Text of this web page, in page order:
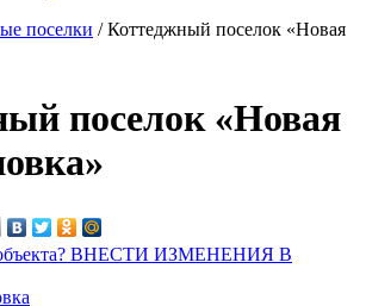
поселки /Коттеджный поселок «Новая
поселок «Новая
объекта? ВНЕСТИ ИЗМЕНЕНИЯ В